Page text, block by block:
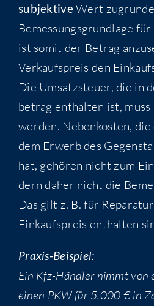
sub­jek­ti­veWert
Bemes­sungs­grund­la­ge
ist somit der Betrag
Ver­kaufs­preis den
Die Umsatz­steu­er, die in
be­trag ent­hal­ten ist,
wer­den. Neben­kos­ten,
dem Erwerb des
hat, gehö­ren nicht zum
dern daher nicht die
Das gilt z. B. für
Ein­kaufs­preis ent­hal­ten
Pra­xis-Bei­spiel:
Ein Kfz-Händ­ler nimmt von
einen PKW für 5.000 € in